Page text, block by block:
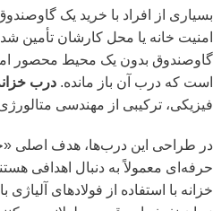
بسیاری از افراد با خرید یک
امنیت خانه یا محل کارشان تأمین
گاوصندوق بدون یک محیط محصور
است که درب آن باز مانده. درب
فیزیکی، ترکیبی از مهندسی
در طراحی این درب‌ها، هدف اصلی
حرفه‌ای معمولاً به دنبال اهدافی
خزانه با استفاده از فولادهای